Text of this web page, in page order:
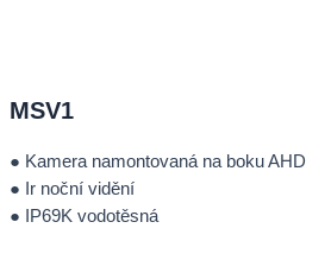
MSV1
● Kamera namontovaná na boku AHD
● Ir noční vidění
● IP69K vodotěsná